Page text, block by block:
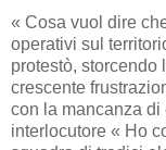
« Cosa vuol dire
operativi sul
protestò, storcendo
crescente
con la mancanza
interlocutore « Ho